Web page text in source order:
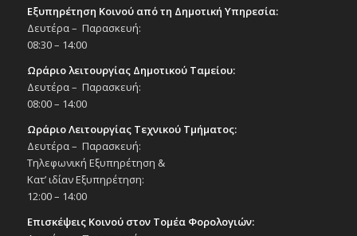
Εξυπηρέτηση Κοινού από τη Δημοτική Υπηρεσία:
Δευτέρα – Παρασκευή:
08:30 – 14:00
Ωράριο λειτουργίας Δημοτικού Ταμείου:
Δευτέρα – Παρασκευή:
08:00 – 14:00
Ωράριο Λειτουργίας Τεχνικού Τμήματος:
Δευτέρα – Παρασκευή:
Τηλεφωνική Εξυπηρέτηση &
Κατ’ ιδίαν Εξυπηρέτηση:
12:00 – 14:00
Επισκέψεις Κοινού στον Τομέα Φορολογιών: